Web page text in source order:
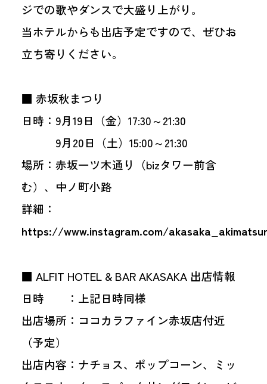
ジでの歌やダンスで大盛り上がり。
当ホテルからも出店予定ですので、ぜひお
立ち寄りください。
■ 赤坂秋まつり
日時：9月19日（金）17:30～21:30
9月20日（土）15:00～21:30
場所：赤坂一ツ木通り（bizタワー前含
む）、中ノ町小路
詳細：
https://www.instagram.com/
■ ALFIT HOTEL & BAR AKASAKA 出店情報
日時 ：上記日時同様
出店場所：ココカラファイン赤坂店付近
（予定）
出店内容：ナチョス、ポップコーン、ミッ